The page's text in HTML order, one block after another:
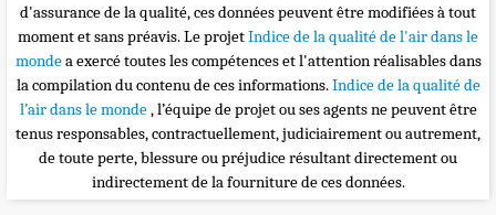
d'assurance de la qualité, ces données peuvent être modifiées à tout
moment et sans préavis. Le projetIndice de la qualité de l'air dans le
mondea exercé toutes les compétences et l'attention réalisables dans
la compilation du contenu de ces informations.Indice de la qualité de
l’air dans le monde, l’équipe de projet ou ses agents ne peuvent être
tenus responsables, contractuellement, judiciairement ou autrement,
de toute perte, blessure ou préjudice résultant directement ou
indirectement de la fourniture de ces données.